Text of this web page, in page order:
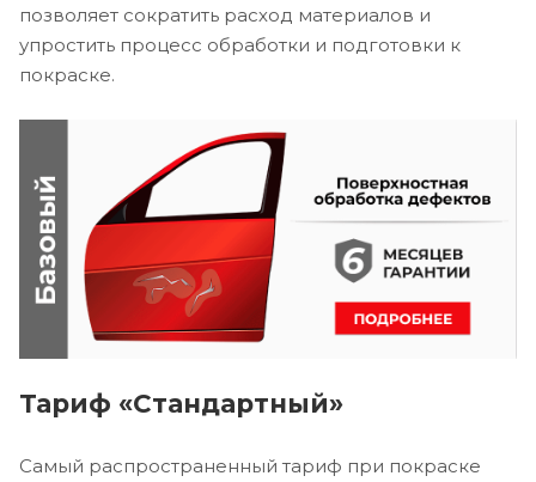
позволяет сократить расход материалов и
упростить процесс обработки и подготовки к
покраске.
Тариф «Стандартный»
Самый распространенный тариф при покраске